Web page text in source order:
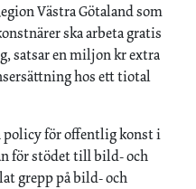
Västra Götaland som
ska arbeta gratis
satsar en miljon kr extra
hos ett tiotal
för offentlig konst i
för stödet till bild- och
grepp på bild- och